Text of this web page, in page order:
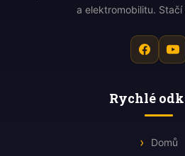
a elektromobilitu.
Rychlé
Domů